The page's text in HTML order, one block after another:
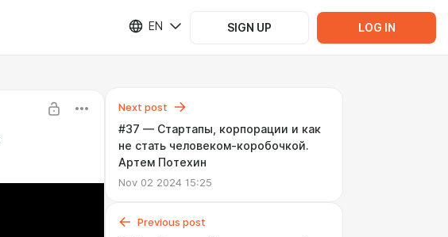
EN SIGN UP LOG IN
Next post
#37 — Стартапы, корпорации и как
не стать человеком-коробочкой.
Артем Потехин
Nov 02 2024 15:25
Previous post